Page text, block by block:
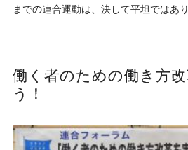
までの連合運動は、決して平坦ではあ
働く者のための働き方
う！